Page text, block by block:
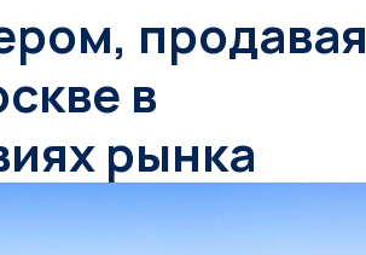
продавая
в
рынка